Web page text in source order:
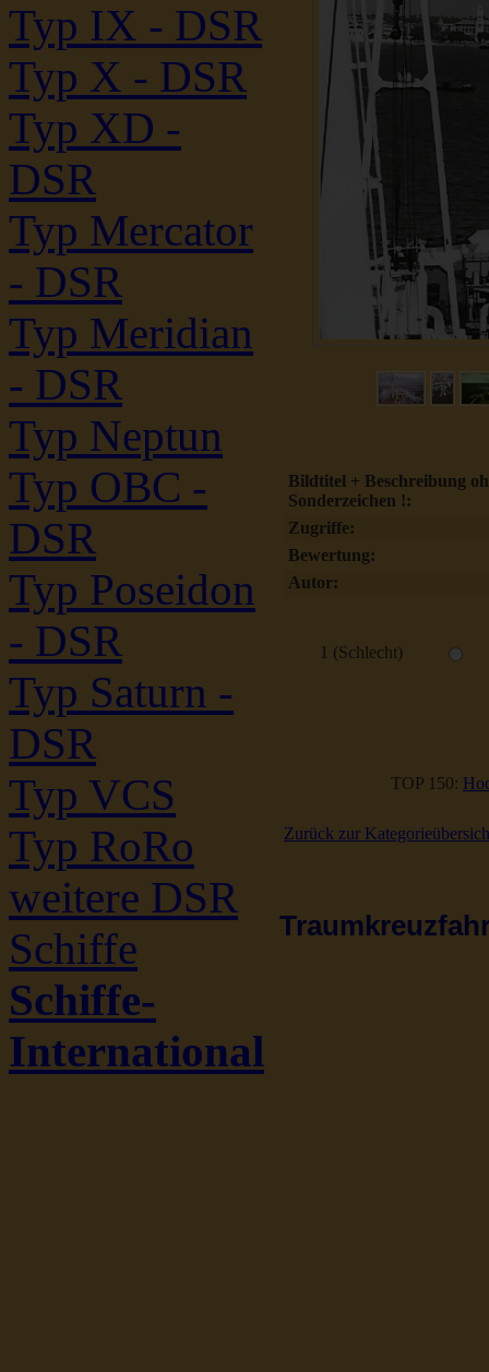
Typ IX - DSR
Typ X - DSR
Typ XD -
DSR
Typ Mercator
- DSR
Typ Meridian
- DSR
Typ Neptun
Typ OBC -
DSR
Typ Poseidon
- DSR
Typ Saturn -
DSR
Typ VCS
Typ RoRo
weitere DSR
Schiffe
Schiffe-
International
Bildtitel + Beschreibung
Sonderzeichen !:
Zugriffe:
Bewertung:
Autor:
1 (Schlecht)
TOP 150:
Zurück zur